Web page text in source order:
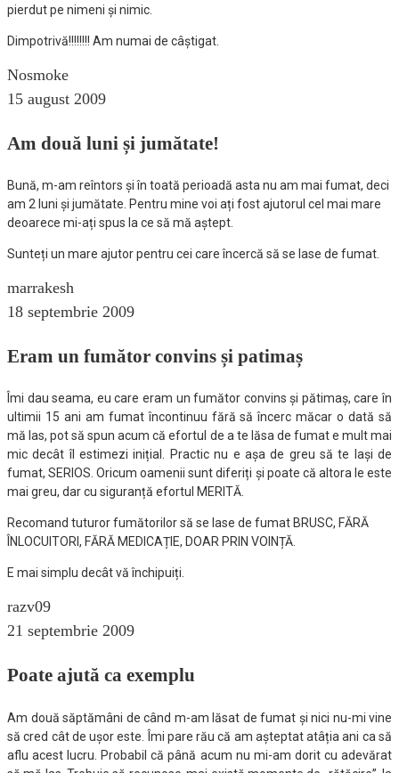
pierdut pe nimeni și nimic.
Dimpotrivă!!!!!!!! Am numai de câștigat.
Nosmoke
15 august 2009
Am două luni și jumătate!
Bună, m-am reîntors și în toată perioadă asta nu am mai fumat, deci
am 2 luni și jumătate. Pentru mine voi ați fost ajutorul cel mai mare
deoarece mi-ați spus la ce să mă aștept.
Sunteți un mare ajutor pentru cei care încercă să se lase de fumat.
marrakesh
18 septembrie 2009
Eram un fumător convins și patimaș
Îmi dau seama, eu care eram un fumător convins și pătimaș, care în
ultimii 15 ani am fumat încontinuu fără să încerc măcar o dată să
mă las, pot să spun acum că efortul de a te lăsa de fumat e mult mai
mic decât îl estimezi inițial. Practic nu e așa de greu să te lași de
fumat, SERIOS. Oricum oamenii sunt diferiți și poate că altora le este
mai greu, dar cu siguranță efortul MERITĂ.
Recomand tuturor fumătorilor să se lase de fumat BRUSC, FĂRĂ
ÎNLOCUITORI, FĂRĂ MEDICAȚIE, DOAR PRIN VOINȚĂ.
E mai simplu decât vă închipuiți.
razv09
21 septembrie 2009
Poate ajută ca exemplu
Am două săptămâni de când m-am lăsat de fumat și nici nu-mi vine
să cred cât de ușor este. Îmi pare rău că am așteptat atâția ani ca să
aflu acest lucru. Probabil că până acum nu mi-am dorit cu adevărat